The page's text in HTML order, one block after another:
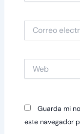
Correo
electrónico*
Guarda mi
este navegador